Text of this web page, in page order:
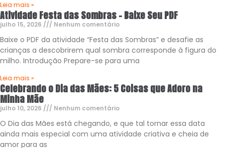
Leia mais »
Atividade Festa das Sombras – Baixe Seu PDF
julho 15, 2026 Nenhum comentário
Baixe o PDF da atividade “Festa das Sombras” e desafie as
crianças a descobrirem qual sombra corresponde à figura do
milho. Introdução Prepare-se para uma
Leia mais »
Celebrando o Dia das Mães: 5 Coisas que Adoro na
Minha Mãe
julho 10, 2026 Nenhum comentário
O Dia das Mães está chegando, e que tal tornar essa data
ainda mais especial com uma atividade criativa e cheia de
amor para as